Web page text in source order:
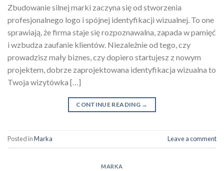
Zbudowanie silnej marki zaczyna się od stworzenia
profesjonalnego logo i spójnej identyfikacji wizualnej. To one
sprawiają, że firma staje się rozpoznawalna, zapada w pamięć
i wzbudza zaufanie klientów. Niezależnie od tego, czy
prowadzisz mały biznes, czy dopiero startujesz z nowym
projektem, dobrze zaprojektowana identyfikacja wizualna to
Twoja wizytówka […]
CONTINUE READING →
Posted inMarka Leave a comment
MARKA